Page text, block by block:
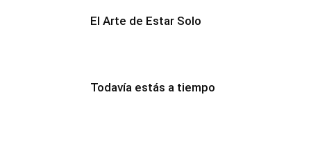
El Arte de Estar Solo
Todavía estás a tiempo